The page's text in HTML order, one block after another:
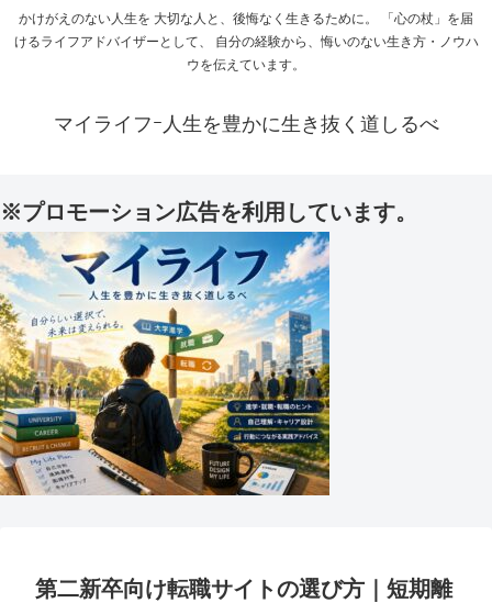
かけがえのない人生を 大切な人と、後悔なく生きるために。 「心の杖」を届
けるライフアドバイザーとして、 自分の経験から、悔いのない生き方・ノウハ
ウを伝えています。
マイライフｰ人生を豊かに生き抜く道しるべ
※プロモーション広告を利用しています。
第二新卒向け転職サイトの選び方｜短期離